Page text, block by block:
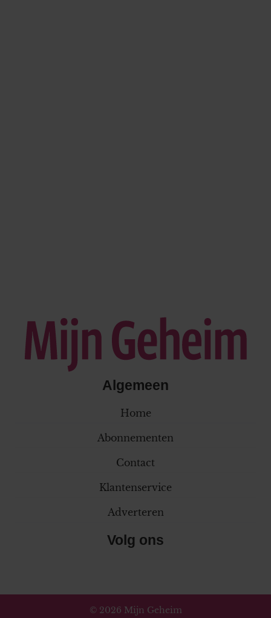
Algemeen
Home
Abonnementen
Contact
Klantenservice
Adverteren
Volg ons
© 2026 Mijn Geheim